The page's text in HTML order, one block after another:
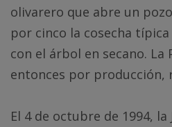
olivarero que abre un
por cinco la cosecha
con el árbol en secano. La
entonces por producción,
El 4 de octubre de 1994,